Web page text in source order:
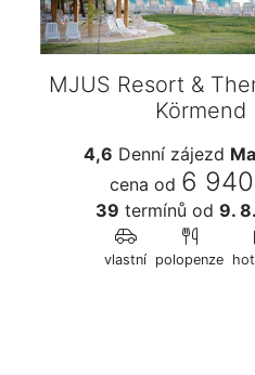
MJUS Resort &
Körmend
4,6 Denní zájezd
cena od 6
39 termínů od 9.
vlastní polopenze